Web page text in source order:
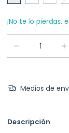
¡No te lo pierdas,
Medios de
Descripción